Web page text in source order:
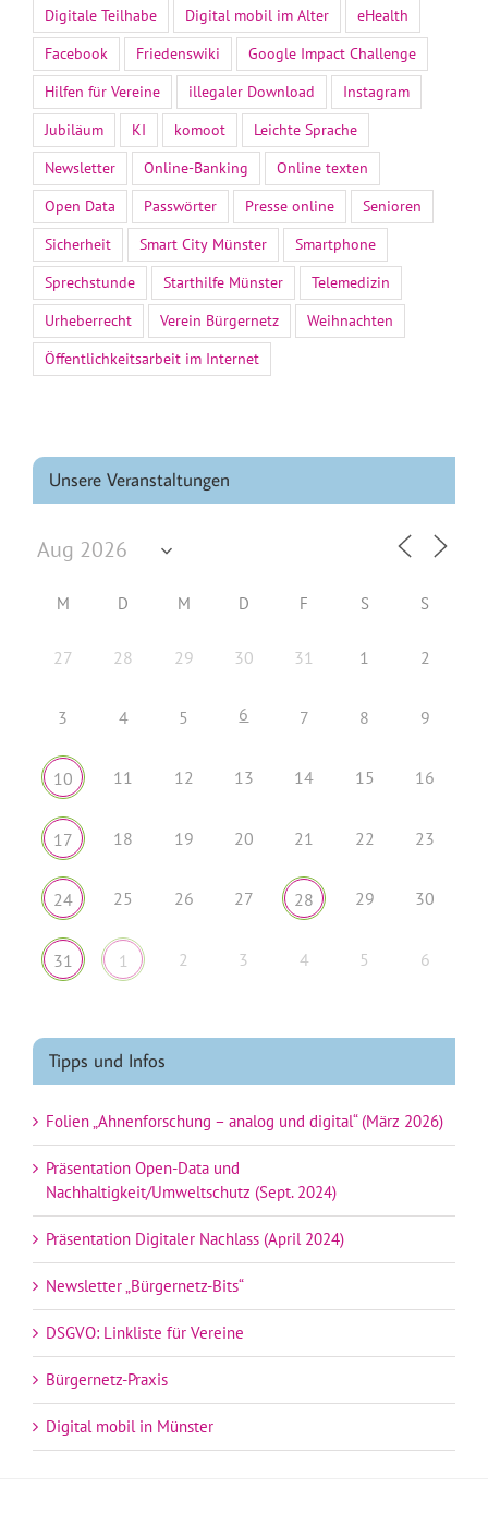
Unsere Veranstaltungen
M D M D F S S
27 28 29 30 31 1 2
3 4 5 6 7 8 9
10 11 12 13 14 15 16
17 18 19 20 21 22 23
24 25 26 27 28 29 30
31 1 2 3 4 5 6
Tipps und Infos
Folien „Ahnenforschung – analog und digital“ (März 2026)
Präsentation Open-Data und
Nachhaltigkeit/Umweltschutz (Sept. 2024)
Präsentation Digitaler Nachlass (April 2024)
Newsletter „Bürgernetz-Bits“
DSGVO: Linkliste für Vereine
Bürgernetz-Praxis
Digital mobil in Münster
Digitale Teilhabe Digital mobil im Alter
eHealth
Facebook
Friedenswiki
Google Impact Challenge
Hilfen für Vereine
illegaler Download
Instagram
Jubiläum
KI komoot
Leichte Sprache
Newsletter
Online-Banking
Online texten
Open Data
Passwörter Presse online
Senioren
Sicherheit
Smart City Münster
Smartphone
Sprechstunde
Starthilfe Münster
Telemedizin
Urheberrecht
Verein Bürgernetz
Weihnachten
Öffentlichkeitsarbeit im Internet